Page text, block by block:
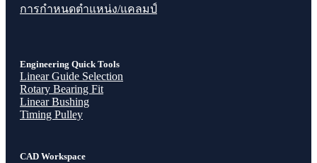
การกำหนดตำแหน่ง/แคลมป์
Engineering Quick Tools
Linear Guide Selection
Rotary Bearing Fit
Linear Bushing
Timing Pulley
CAD Workspace